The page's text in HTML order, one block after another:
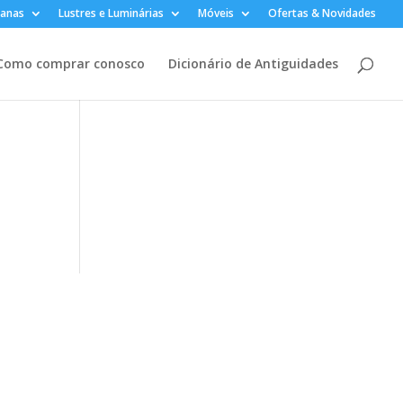
Lustres e Luminárias Móveis Ofertas & Novidades
comprar conosco Dicionário de Antiguidades